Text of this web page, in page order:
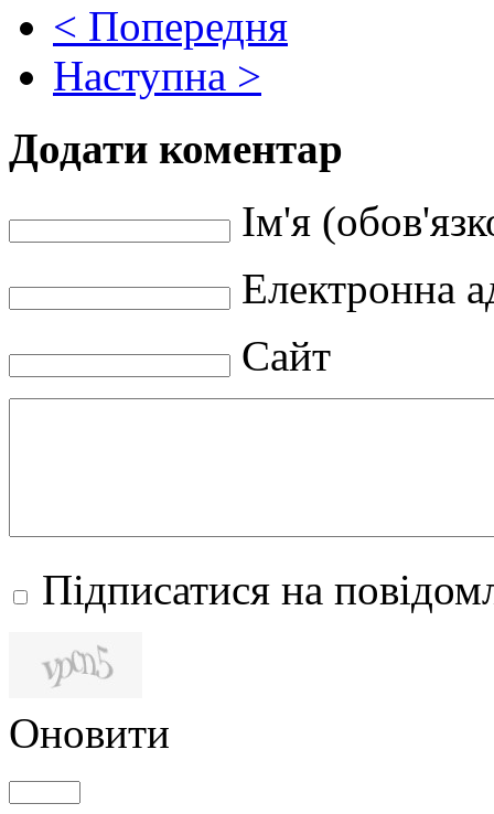
< Попередня
Наступна >
Додати коментар
Ім'я
Електронна
Сайт
Підписатися на
Оновити